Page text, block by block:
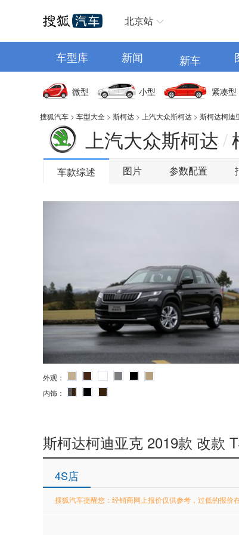
北京站
车型库 新闻 新车
微型 小型 紧凑型
搜狐汽车 > 车型大全 > 斯柯达 > 上汽大众斯柯达 > 斯柯达柯迪
上汽大众斯柯达 /
车款综述 图片 参数配置
外观：
内饰：
斯柯达柯迪亚克 2019款 改款
4S店
搜狐汽车提醒您：经销商网上报价仅供参考，过低的报价